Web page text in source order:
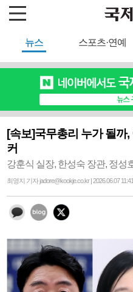
뉴스 스포츠·연예
[속보]국무총리 누가 될까
커
강훈식 실장, 한성숙 장관, 정성
최영지 기자 jadore@kookje.co.kr | 2026.06.07 11:41